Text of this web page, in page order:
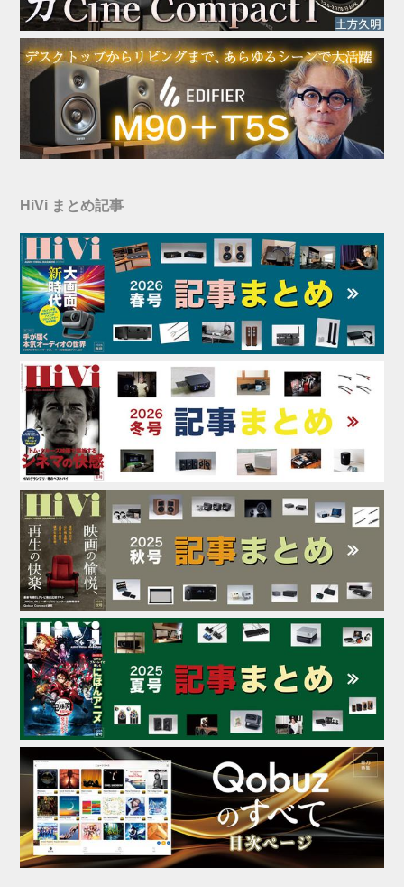
HiVi まとめ記事